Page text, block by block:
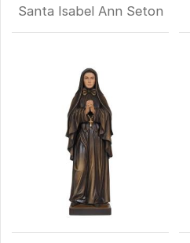
Santa Isabel Ann Seton